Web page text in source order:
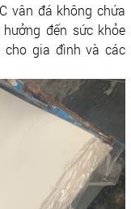
vân đá không chứa
đến sức khỏe
gia đình và các